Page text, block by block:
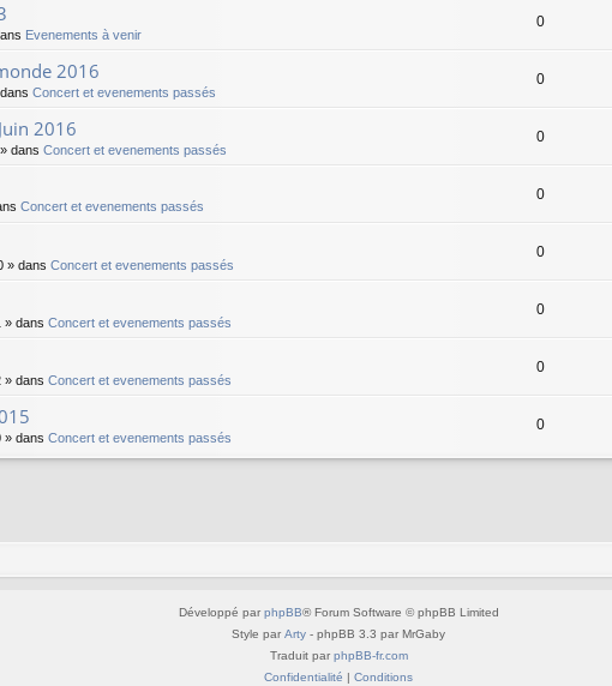
Evenements à venir
0
2016
Concert et evenements passés
0
2016
» dans Concert et evenements passés
0
Concert et evenements passés
0
» dans Concert et evenements passés
0
» dans Concert et evenements passés
0
» dans Concert et evenements passés
0
» dans Concert et evenements passés
0
Développé par phpBB® Forum Software © phpBB Limited
Style par Arty - phpBB 3.3 par MrGaby
Traduit par phpBB-fr.com
Confidentialité
Conditions